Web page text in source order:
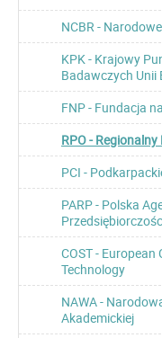
NCBR -
KPK - Krajowy
Badawczych Unii
FNP - Fundacja
RPO -
PCI -
PARP - Polska
COST -
Technology
NAWA -
Akademickiej